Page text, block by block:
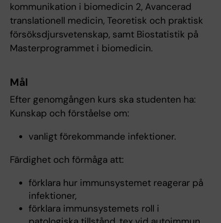
kommunikation i biomedicin 2, Avancerad
translationell medicin, Teoretisk och praktisk
försöksdjursvetenskap, samt Biostatistik på
Masterprogrammet i biomedicin.
Mål
Efter genomgången kurs ska studenten ha:
Kunskap och förståelse om:
vanligt förekommande infektioner.
Färdighet och förmåga att:
förklara hur immunsystemet reagerar på
infektioner,
förklara immunsystemets roll i